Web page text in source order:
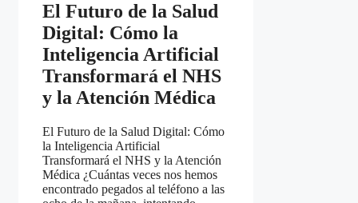
El Futuro de la Salud
Digital: Cómo la
Inteligencia Artificial
Transformará el NHS
y la Atención Médica
El Futuro de la Salud Digital: Cómo
la Inteligencia Artificial
Transformará el NHS y la Atención
Médica ¿Cuántas veces nos hemos
encontrado pegados al teléfono a las